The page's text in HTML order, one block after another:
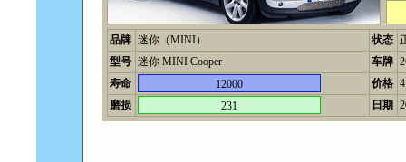
品牌 迷你（MINI） 状态
型号 迷你 MINI Cooper 车牌
寿命
12000 价格
磨损
231 日期